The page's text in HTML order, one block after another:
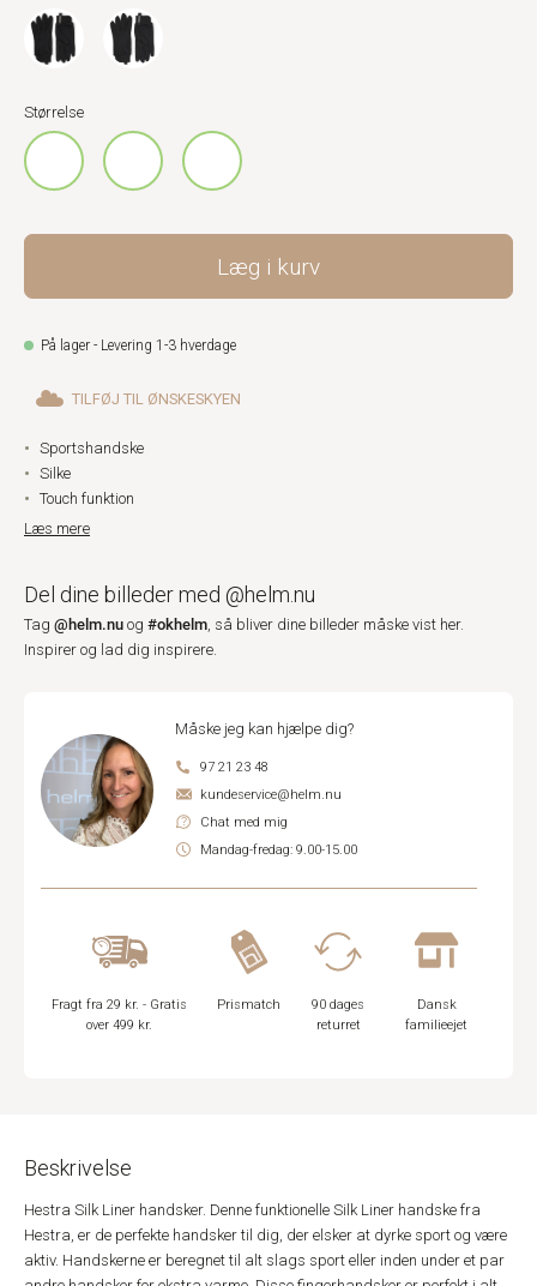
Størrelse
Læg i kurv
På lager - Levering 1-3 hverdage
TILFØJ TIL ØNSKESKYEN
Sportshandske
Silke
Touch funktion
Læs mere
Del dine billeder med @helm.nu
Tag @helm.nu og #okhelm, så bliver dine billeder måske vist her.
Inspirer og lad dig inspirere.
Måske jeg kan hjælpe dig?
97 21 23 48
kundeservice@helm.nu
Chat med mig
Mandag-fredag: 9.00-15.00
Fragt fra 29 kr. - Gratis
over 499 kr.
Prismatch
90 dages
returret
Dansk
familieejet
Beskrivelse
Hestra Silk Liner handsker. Denne funktionelle Silk Liner handske fra
Hestra, er de perfekte handsker til dig, der elsker at dyrke sport og være
aktiv. Handskerne er beregnet til alt slags sport eller inden under et par